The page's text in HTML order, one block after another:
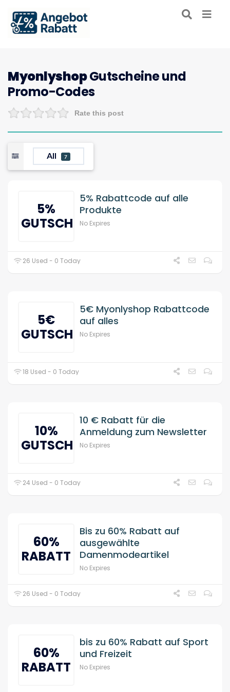
MyonlyshopGutscheine und
Promo-Codes
Rate this post
All 7
5%
GUTSCHIEN
5% Rabattcode auf alle
Produkte
No Expires
26 Used - 0 Today
5€
GUTSCHEIN
5€ Myonlyshop Rabattcode
auf alles
No Expires
18 Used - 0 Today
10%
GUTSCHEIN
10 € Rabatt für die
Anmeldung zum Newsletter
No Expires
24 Used - 0 Today
60%
RABATT
Bis zu 60% Rabatt auf
ausgewählte
Damenmodeartikel
No Expires
26 Used - 0 Today
60%
RABATT
bis zu 60% Rabatt auf Sport
und Freizeit
No Expires